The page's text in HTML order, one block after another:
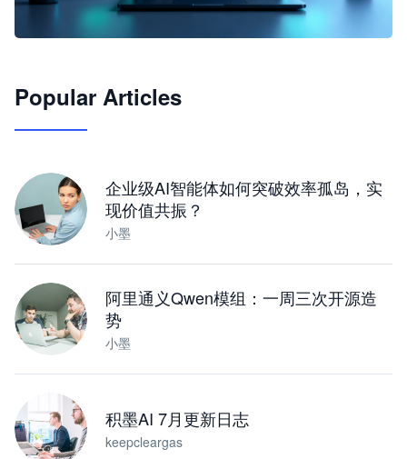
JimoClaw 桌面 AI Agent 工作台
Popular Articles
企业级AI智能体如何突破效率孤岛，实
现价值共振？
小墨
阿里通义Qwen模组：一周三次开源造
势
小墨
积墨AI 7月更新日志
keepcleargas